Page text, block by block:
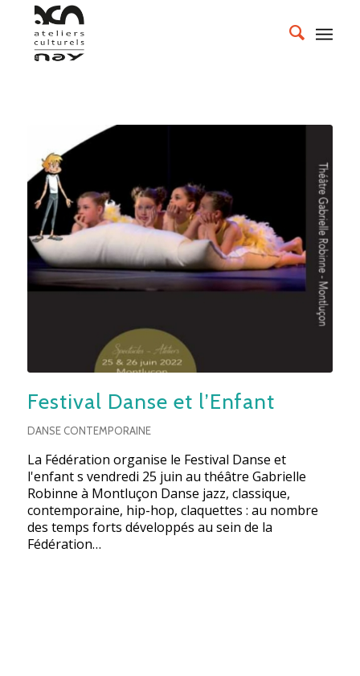
Festival Danse et l’Enfant
DANSE CONTEMPORAINE
La Fédération organise le Festival Danse et
l'enfant s vendredi 25 juin au théâtre Gabrielle
Robinne à Montluçon Danse jazz, classique,
contemporaine, hip-hop, claquettes : au nombre
des temps forts développés au sein de la
Fédération…